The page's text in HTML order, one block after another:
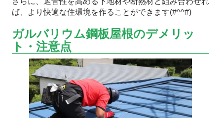
ば、より快適な住環境を作ることができます(#^^#)
ガルバリウム鋼板屋根のデメリッ
ト・注意点